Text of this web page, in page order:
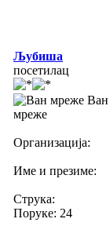
Љубиша
посетилац
Ван
мреже
Организација:
Име и презиме:
Струка:
Поруке: 24